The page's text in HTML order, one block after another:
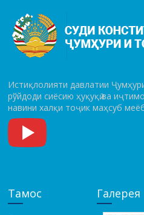
Истиқлолияти давлатии
рўй­до­ди сиёсию ҳуқуқӣ ва
навини халқи тоҷик маҳсуб
Тамос Галерея